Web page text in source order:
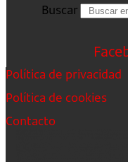
Buscar
Política de privacidad
Política de cookies
Contacto